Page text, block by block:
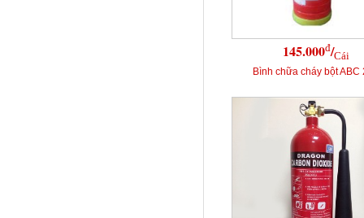
145.000đ/Cái
Bình chữa cháy bột ABC